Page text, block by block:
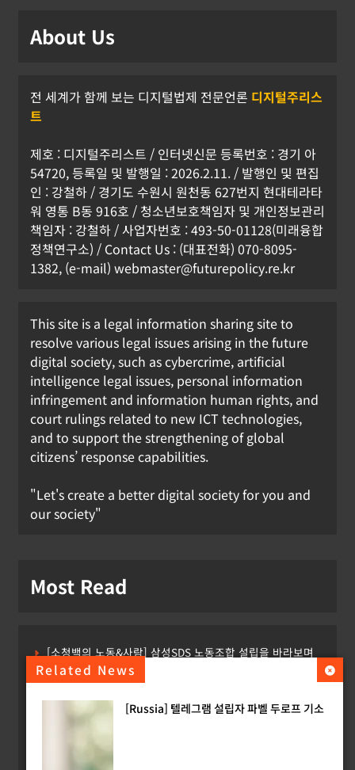
Related News
[Russia] 텔레그램 설립자 파벨 두로프 기소
About Us
전 세계가 함께 보는 디지털법제 전문언론 디지털주리스
트
제호 : 디지털주리스트 / 인터넷신문 등록번호 : 경기 아
54720, 등록일 및 발행일 : 2026.2.11. / 발행인 및 편집
인 : 강철하 / 경기도 수원시 원천동 627번지 현대테라타
워 영통 B동 916호 / 청소년보호책임자 및 개인정보관리
책임자 : 강철하 / 사업자번호 : 493-50-01128(미래융합
정책연구소) / Contact Us : (대표전화) 070-8095-
1382, (e-mail) webmaster@futurepolicy.re.kr
This site is a legal information sharing site to
resolve various legal issues arising in the future
digital society, such as cybercrime, artificial
intelligence legal issues, personal information
infringement and information human rights, and
court rulings related to new ICT technologies,
and to support the strengthening of global
citizens’ response capabilities.
"Let's create a better digital society for you and
our society"
Most Read
[소청백의 노동&사람] 삼성SDS 노동조합 설립을 바라보며
[Russia] 텔레그램 설립자 파벨 두로프 기소
[KOR] ‘AI 데이터센터 얼라이언스’ 출범
[EU] 틱톡의 아동 보호 미흡 관련 예비 조사결과 발표